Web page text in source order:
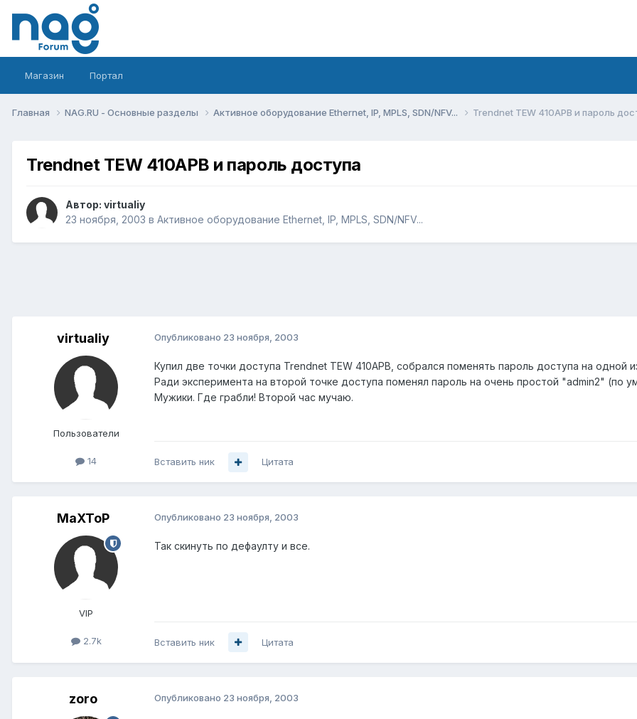
Магазин Портал
Главная NAG.RU - Основные разделы Активное оборудование Ethernet, IP, MPLS, SDN/NFV... Trendnet TEW 410APB и пароль
Trendnet TEW 410APB и пароль доступа
Автор: virtualiy
23 ноября, 2003 в Активное оборудование Ethernet, IP, MPLS, SDN/NFV...
virtualiy
Пользователи
14
Опубликовано 23 ноября, 2003
Купил две точки доступа Trendnet TEW 410APB, собрался поменять пароль доступа на одной
Ради эксперимента на второй точке доступа поменял пароль на очень простой "admin2" (по
Мужики. Где грабли! Второй час мучаю.
Вставить ник Цитата
MaXToP
VIP
2.7k
Опубликовано 23 ноября, 2003
Так скинуть по дефаулту и все.
Вставить ник Цитата
zoro Опубликовано 23 ноября, 2003